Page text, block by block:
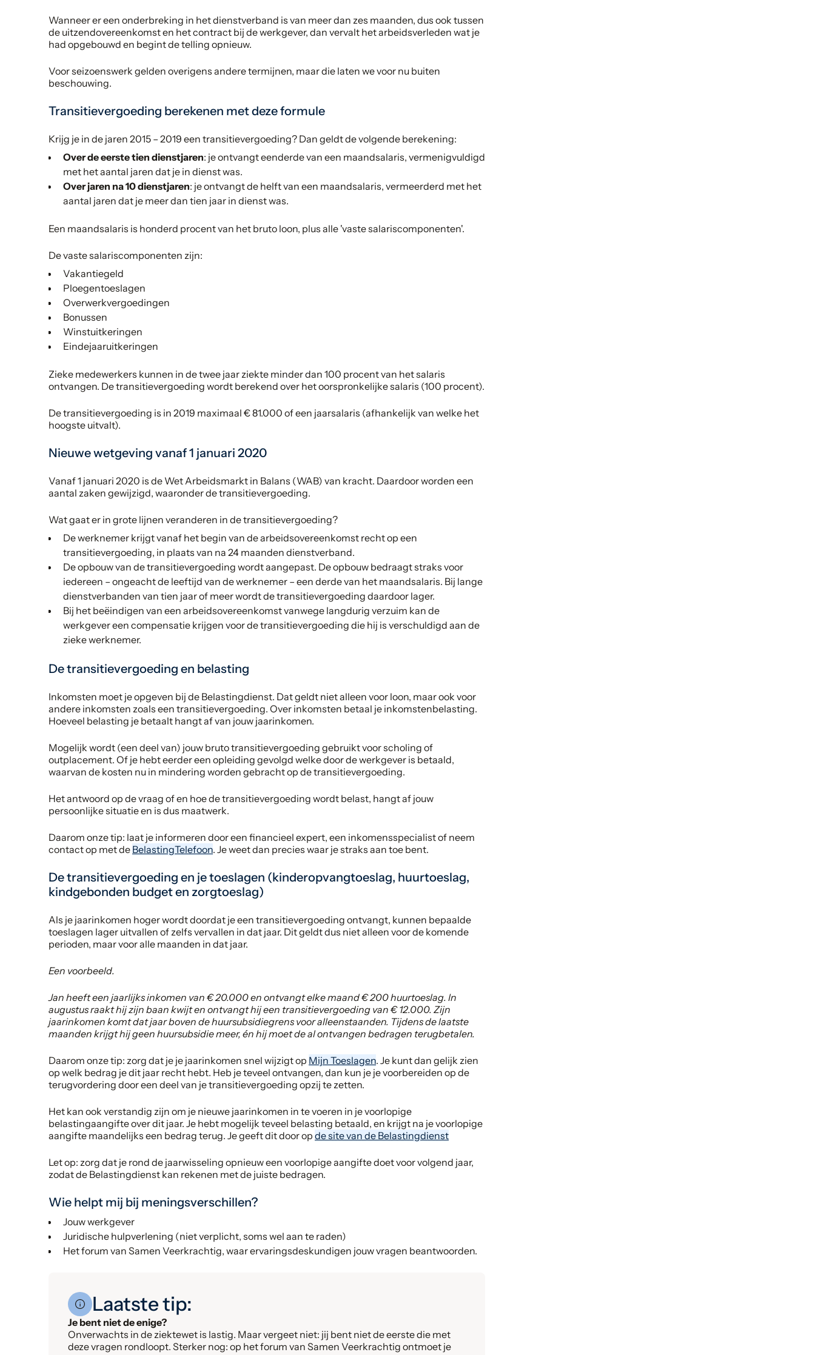
Wanneer er een onderbreking in het dienstverband is van meer dan zes maanden, dus ook tussen
de uitzendovereenkomst en het contract bij de werkgever, dan vervalt het arbeidsverleden wat je
had opgebouwd en begint de telling opnieuw.
Voor seizoenswerk gelden overigens andere termijnen, maar die laten we voor nu buiten
beschouwing.
Transitievergoeding berekenen met deze formule
Krijg je in de jaren 2015 – 2019 een transitievergoeding? Dan geldt de volgende berekening:
Over de eerste tien dienstjaren: je ontvangt eenderde van een maandsalaris, vermenigvuldigd
met het aantal jaren dat je in dienst was.
Over jaren na 10 dienstjaren: je ontvangt de helft van een maandsalaris, vermeerderd met het
aantal jaren dat je meer dan tien jaar in dienst was.
Een maandsalaris is honderd procent van het bruto loon, plus alle 'vaste salariscomponenten'.
De vaste salariscomponenten zijn:
Vakantiegeld
Ploegentoeslagen
Overwerkvergoedingen
Bonussen
Winstuitkeringen
Eindejaaruitkeringen
Zieke medewerkers kunnen in de twee jaar ziekte minder dan 100 procent van het salaris
ontvangen. De transitievergoeding wordt berekend over het oorspronkelijke salaris (100 procent).
De transitievergoeding is in 2019 maximaal € 81.000 of een jaarsalaris (afhankelijk van welke het
hoogste uitvalt).
Nieuwe wetgeving vanaf 1 januari 2020
Vanaf 1 januari 2020 is de Wet Arbeidsmarkt in Balans (WAB) van kracht. Daardoor worden een
aantal zaken gewijzigd, waaronder de transitievergoeding.
Wat gaat er in grote lijnen veranderen in de transitievergoeding?
De werknemer krijgt vanaf het begin van de arbeidsovereenkomst recht op een
transitievergoeding, in plaats van na 24 maanden dienstverband.
De opbouw van de transitievergoeding wordt aangepast. De opbouw bedraagt straks voor
iedereen – ongeacht de leeftijd van de werknemer – een derde van het maandsalaris. Bij lange
dienstverbanden van tien jaar of meer wordt de transitievergoeding daardoor lager.
Bij het beëindigen van een arbeidsovereenkomst vanwege langdurig verzuim kan de
werkgever een compensatie krijgen voor de transitievergoeding die hij is verschuldigd aan de
zieke werknemer.
De transitievergoeding en belasting
Inkomsten moet je opgeven bij de Belastingdienst. Dat geldt niet alleen voor loon, maar ook voor
andere inkomsten zoals een transitievergoeding. Over inkomsten betaal je inkomstenbelasting.
Hoeveel belasting je betaalt hangt af van jouw jaarinkomen.
Mogelijk wordt (een deel van) jouw bruto transitievergoeding gebruikt voor scholing of
outplacement. Of je hebt eerder een opleiding gevolgd welke door de werkgever is betaald,
waarvan de kosten nu in mindering worden gebracht op de transitievergoeding.
Het antwoord op de vraag of en hoe de transitievergoeding wordt belast, hangt af jouw
persoonlijke situatie en is dus maatwerk.
Daarom onze tip: laat je informeren door een financieel expert, een inkomensspecialist of neem
contact op met de BelastingTelefoon. Je weet dan precies waar je straks aan toe bent.
De transitievergoeding en je toeslagen (kinderopvangtoeslag, huurtoeslag,
kindgebonden budget en zorgtoeslag)
Als je jaarinkomen hoger wordt doordat je een transitievergoeding ontvangt, kunnen bepaalde
toeslagen lager uitvallen of zelfs vervallen in dat jaar. Dit geldt dus niet alleen voor de komende
perioden, maar voor alle maanden in dat jaar.
Een voorbeeld.
Jan heeft een jaarlijks inkomen van € 20.000 en ontvangt elke maand € 200 huurtoeslag. In
augustus raakt hij zijn baan kwijt en ontvangt hij een transitievergoeding van € 12.000. Zijn
jaarinkomen komt dat jaar boven de huursubsidiegrens voor alleenstaanden. Tijdens de laatste
maanden krijgt hij geen huursubsidie meer, én hij moet de al ontvangen bedragen terugbetalen.
Daarom onze tip: zorg dat je je jaarinkomen snel wijzigt op Mijn Toeslagen. Je kunt dan gelijk zien
op welk bedrag je dit jaar recht hebt. Heb je teveel ontvangen, dan kun je je voorbereiden op de
terugvordering door een deel van je transitievergoeding opzij te zetten.
Het kan ook verstandig zijn om je nieuwe jaarinkomen in te voeren in je voorlopige
belastingaangifte over dit jaar. Je hebt mogelijk teveel belasting betaald, en krijgt na je voorlopige
aangifte maandelijks een bedrag terug. Je geeft dit door op de site van de Belastingdienst
Let op: zorg dat je rond de jaarwisseling opnieuw een voorlopige aangifte doet voor volgend jaar,
zodat de Belastingdienst kan rekenen met de juiste bedragen.
Wie helpt mij bij meningsverschillen?
Jouw werkgever
Juridische hulpverlening (niet verplicht, soms wel aan te raden)
Het forum van Samen Veerkrachtig, waar ervaringsdeskundigen jouw vragen beantwoorden.
Laatste tip:
Je bent niet de enige?
Onverwachts in de ziektewet is lastig. Maar vergeet niet: jij bent niet de eerste die met
deze vragen rondloopt. Sterker nog: op het forum van Samen Veerkrachtig ontmoet je